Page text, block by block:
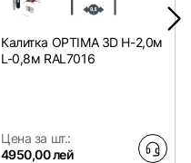
Калитка OPTIMA 3D H-2,0м
L-0,8м RAL7016
Цена за шт.:
4950,00 лей